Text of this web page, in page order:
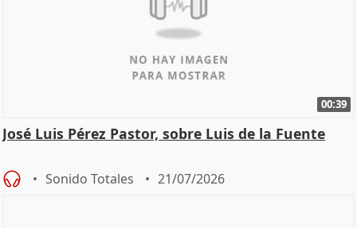
00:39
José Luis Pérez Pastor, sobre Luis de la Fuente
Sonido Totales 21/07/2026